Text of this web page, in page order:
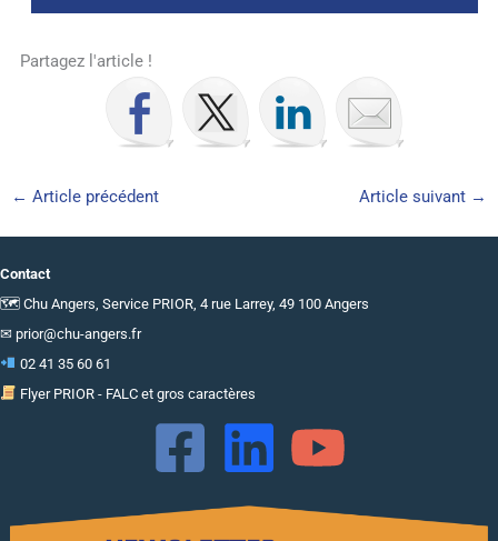
Partagez l'article !
← Article précédent Article suivant →
Contact
🗺 Chu Angers, Service PRIOR, 4 rue Larrey, 49 100 Angers
✉ prior@chu-angers.fr
02 41 35 60 61
Flyer PRIOR - FALC et gros caractères